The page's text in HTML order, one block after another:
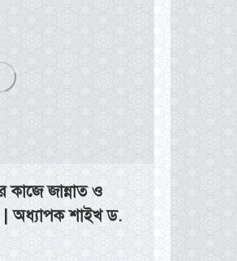
জান্নাত ও
| অধ্যাপক শাইখ ড.